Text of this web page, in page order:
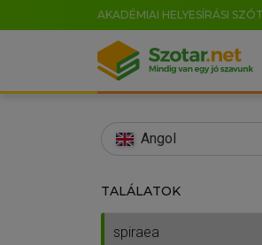
AKADÉMIAI HELYESÍRÁSI
Angol
TALÁLATOK
spiraea